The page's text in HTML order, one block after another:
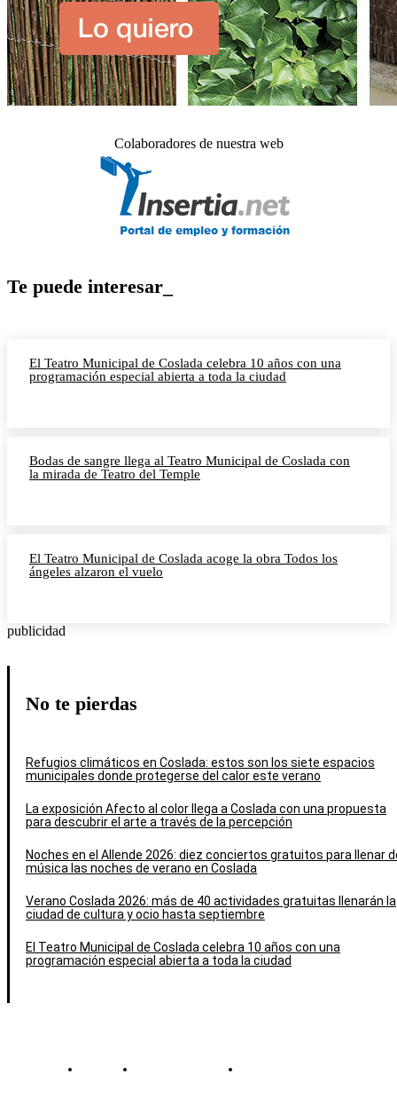
Colaboradores de nuestra web
Te puede interesar_
El Teatro Municipal de Coslada celebra 10 años con una
programación especial abierta a toda la ciudad
Bodas de sangre llega al Teatro Municipal de Coslada con
la mirada de Teatro del Temple
El Teatro Municipal de Coslada acoge la obra Todos los
ángeles alzaron el vuelo
publicidad
No te pierdas
Refugios climáticos en Coslada: estos son los siete espacios
municipales donde protegerse del calor este verano
La exposición Afecto al color llega a Coslada con una propuesta
para descubrir el arte a través de la percepción
Noches en el Allende 2026: diez conciertos gratuitos para llenar
música las noches de verano en Coslada
Verano Coslada 2026: más de 40 actividades gratuitas llenarán la
ciudad de cultura y ocio hasta septiembre
El Teatro Municipal de Coslada celebra 10 años con una
programación especial abierta a toda la ciudad
Contacto Política de cookies